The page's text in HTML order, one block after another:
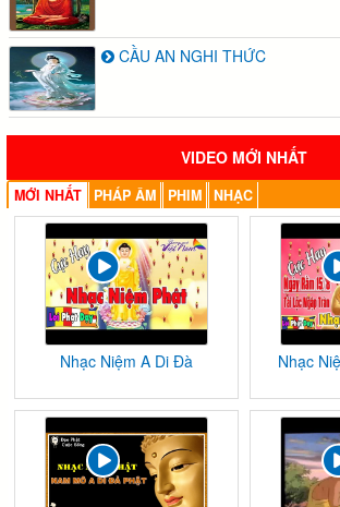
CẦU AN NGHI THỨC
VIDEO MỚI NHẤT
MỚI NHẤT PHÁP ÂM PHIM NHẠC
Nhạc Niệm A Di Đà Nhạc